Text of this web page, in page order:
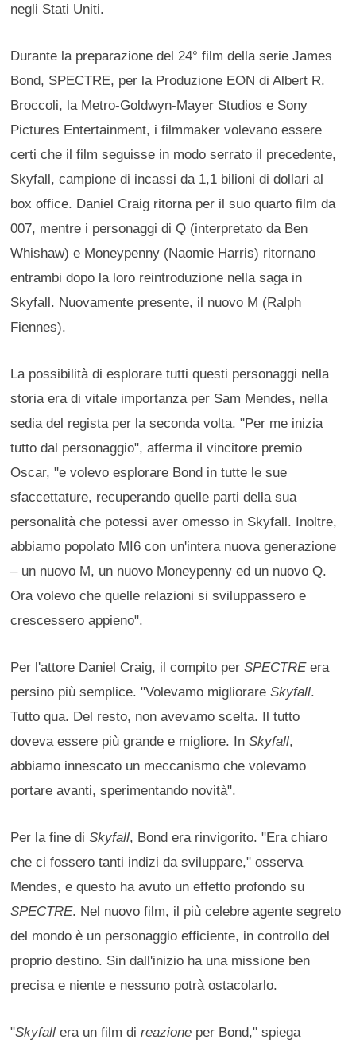
negli Stati Uniti.
Durante la preparazione del 24° film della serie James
Bond, SPECTRE, per la Produzione EON di Albert R.
Broccoli, la Metro-Goldwyn-Mayer Studios e Sony
Pictures Entertainment, i filmmaker volevano essere
certi che il film seguisse in modo serrato il precedente,
Skyfall, campione di incassi da 1,1 bilioni di dollari al
box office. Daniel Craig ritorna per il suo quarto film da
007, mentre i personaggi di Q (interpretato da Ben
Whishaw) e Moneypenny (Naomie Harris) ritornano
entrambi dopo la loro reintroduzione nella saga in
Skyfall. Nuovamente presente, il nuovo M (Ralph
Fiennes).
La possibilità di esplorare tutti questi personaggi nella
storia era di vitale importanza per Sam Mendes, nella
sedia del regista per la seconda volta. "Per me inizia
tutto dal personaggio", afferma il vincitore premio
Oscar, "e volevo esplorare Bond in tutte le sue
sfaccettature, recuperando quelle parti della sua
personalità che potessi aver omesso in Skyfall. Inoltre,
abbiamo popolato MI6 con un'intera nuova generazione
– un nuovo M, un nuovo Moneypenny ed un nuovo Q.
Ora volevo che quelle relazioni si sviluppassero e
crescessero appieno".
Per l'attore Daniel Craig, il compito perSPECTREera
persino più semplice. "Volevamo migliorareSkyfall.
Tutto qua. Del resto, non avevamo scelta. Il tutto
doveva essere più grande e migliore. InSkyfall,
abbiamo innescato un meccanismo che volevamo
portare avanti, sperimentando novità".
Per la fine diSkyfall, Bond era rinvigorito. "Era chiaro
che ci fossero tanti indizi da sviluppare," osserva
Mendes, e questo ha avuto un effetto profondo su
SPECTRE. Nel nuovo film, il più celebre agente segreto
del mondo è un personaggio efficiente, in controllo del
proprio destino. Sin dall'inizio ha una missione ben
precisa e niente e nessuno potrà ostacolarlo.
"Skyfall era un film direazione per Bond," spiega